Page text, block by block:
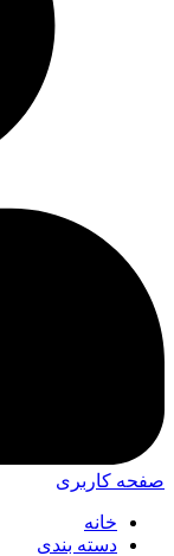
صفحه کاربری
خانه
دسته بندی